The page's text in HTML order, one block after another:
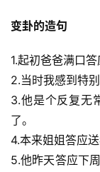
变卦的造句
1.起初爸爸满口
2.当时我感到特
3.他是个反复无
了。
4.本来姐姐答应
5.他昨天答应下